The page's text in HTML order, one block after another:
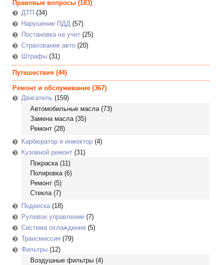
Правовые вопросы (183)
ДТП (34)
Нарушение ПДД (57)
Постановка на учет (25)
Страхование авто (20)
Штрафы (31)
Путешествия (44)
Ремонт и обслуживание (367)
Двигатель (159)
Автомобильные масла(73)
Замена масла(35)
Ремонт (28)
Карбюратор и инжектор (4)
Кузовной ремонт (31)
Покраска(11)
Полировка(6)
Ремонт (5)
Стекла(7)
Подвеска(18)
Рулевое управление (7)
Система охлаждения (5)
Трансмиссия (79)
Фильтры (12)
Воздушные фильтры (4)